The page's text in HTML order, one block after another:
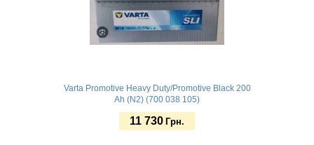
Varta Promotive Heavy Duty/Promotive Black 200
Ah (N2) (700 038 105)
11 730 Грн.